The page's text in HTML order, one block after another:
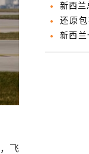
飞
上调
新西兰
天数
还原
觉、一
新西兰
案 正